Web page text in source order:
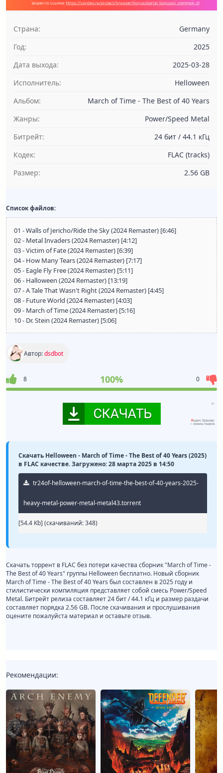
Страна:
Germany
Год:
2025
Дата выхода:
2025-03-28
Исполнитель:
Helloween
Альбом:
March of Time - The Best of 40 Years
Жанры:
Power/Speed Metal
Битрейт:
24 бит / 44.1 кГц
Кодек:
FLAC (tracks)
Размер:
2.56 GB
Список файлов:
01 - Walls of Jericho/Ride the Sky (2024 Remaster) [6:46]
02 - Metal Invaders (2024 Remaster) [4:12]
03 - Victim of Fate (2024 Remaster) [6:39]
04 - How Many Tears (2024 Remaster) [7:17]
05 - Eagle Fly Free (2024 Remaster) [5:11]
06 - Halloween (2024 Remaster) [13:19]
07 - A Tale That Wasn't Right (2024 Remaster) [4:45]
08 - Future World (2024 Remaster) [4:03]
09 - March of Time (2024 Remaster) [5:16]
10 - Dr. Stein (2024 Remaster) [5:06]
Автор:dsdbot
8 100% 0
Скачать Helloween - March of Time - The Best of 40 Years (2025)
в FLAC качестве. Загружено: 28 марта 2025 в 14:50
tr24of-helloween-march-of-time-the-best-of-40-years-2025-
heavy-metal-power-metal-metal43.torrent
[54.4 Kb] (cкачиваний: 348)
Скачать торрент в FLAC без потери качества сборник "March of Time -
The Best of 40 Years" группы Helloween бесплатно. Новый сборник
March of Time - The Best of 40 Years был составлен в 2025 году и
стилистически компиляция представляет собой смесь Power/Speed
Metal. Битрейт релиза составляет 24 бит / 44.1 кГц и размер раздачи
составляет порядка 2.56 GB. После скачивания и прослушивания
оцените пожалуйста материал и оставьте отзыв.
Рекомендации: